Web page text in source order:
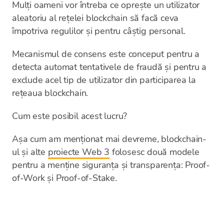
Mulți oameni vor întreba ce oprește un utilizator
aleatoriu al rețelei blockchain să facă ceva
împotriva regulilor și pentru câștig personal.
Mecanismul de consens este conceput pentru a
detecta automat tentativele de fraudă și pentru a
exclude acel tip de utilizator din participarea la
rețeaua blockchain.
Cum este posibil acest lucru?
Așa cum am menționat mai devreme, blockchain-
ul și alte proiecte Web 3 folosesc două modele
pentru a menține siguranța și transparența: Proof-
of-Work și Proof-of-Stake.